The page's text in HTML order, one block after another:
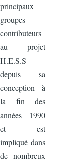
principaux
groupes
contributeurs
au projet
H.E.S.S
depuis sa
conception à
la fin des
années 1990
et est
impliqué dans
de nombreux